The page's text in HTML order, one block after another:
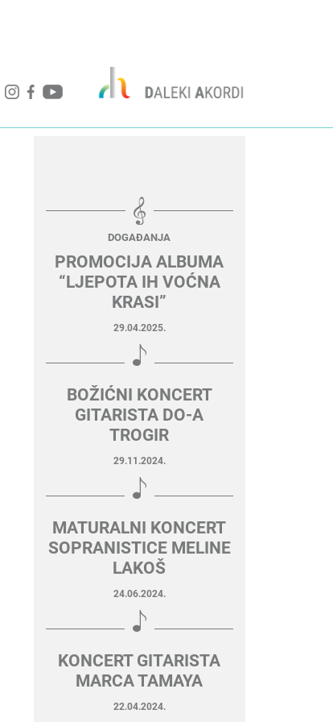
DOGAĐANJA
PROMOCIJA ALBUMA
“LJEPOTA IH VOĆNA
KRASI”
29.04.2025.
BOŽIĆNI KONCERT
GITARISTA DO-A
TROGIR
29.11.2024.
MATURALNI KONCERT
SOPRANISTICE MELINE
LAKOŠ
24.06.2024.
KONCERT GITARISTA
MARCA TAMAYA
22.04.2024.